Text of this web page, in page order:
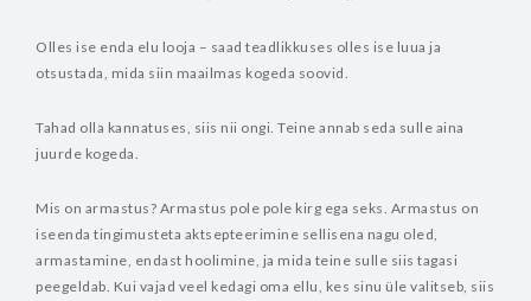
Olles ise enda elu looja – saad teadlikkuses olles ise luua ja
otsustada, mida siin maailmas kogeda soovid.
Tahad olla kannatuses, siis nii ongi. Teine annab seda sulle aina
juurde kogeda.
Mis on armastus? Armastus pole pole kirg ega seks. Armastus on
iseenda tingimusteta aktsepteerimine sellisena nagu oled,
armastamine, endast hoolimine, ja mida teine sulle siis tagasi
peegeldab. Kui vajad veel kedagi oma ellu, kes sinu üle valitseb, siis